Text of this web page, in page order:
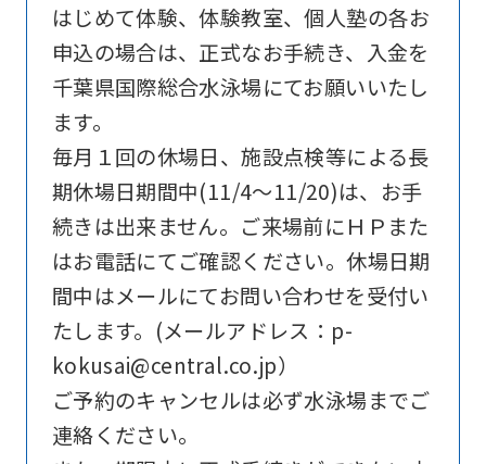
はじめて体験、体験教室、個人塾の各お
申込の場合は、正式なお手続き、入金を
千葉県国際総合水泳場にてお願いいたし
ます。
毎月１回の休場日、施設点検等による長
期休場日期間中(11/4～11/20)は、お手
続きは出来ません。ご来場前にＨＰまた
はお電話にてご確認ください。休場日期
間中はメールにてお問い合わせを受付い
たします。(メールアドレス：p-
kokusai@central.co.jp）
ご予約のキャンセルは必ず水泳場までご
連絡ください。
(start
automatic
translation)
return
to
the
top
page.
However,
if
you